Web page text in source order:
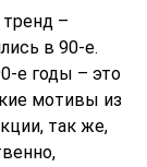
–
в 90-е.
е годы – это
мотивы из
так же,